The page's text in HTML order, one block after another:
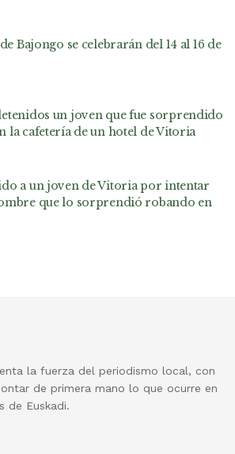
Bajongo se celebrarán del 14 al 16 de
un joven que fue sorprendido
la cafetería de un hotel de Vitoria
a un joven de Vitoria por intentar
que lo sorprendió robando en
la fuerza del periodismo local, con
de primera mano lo que ocurre en
de Euskadi.